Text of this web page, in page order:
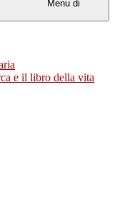
Menu di
e il libro della vita